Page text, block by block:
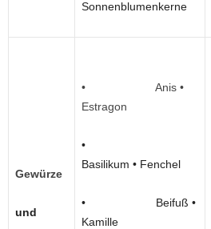
Sonnenblumenkerne
Gewürze
und
• Anis •
Estragon
•
Basilikum • Fenchel
• Beifuß •
Kamille